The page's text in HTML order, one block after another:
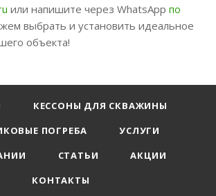
или напишите через WhatsApp по
выбрать и установить идеальное
объекта!
КЕССОНЫ ДЛЯ СКВАЖИНЫ
ПОГРЕБА
УСЛУГИ
СТАТЬИ
АКЦИИ
КОНТАКТЫ